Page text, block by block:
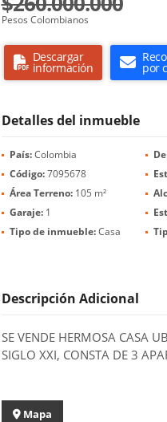
Pesos Colombianos
Descargar
información por
Detalles del inmueble
País:Colombia
Código:7095678
Área Terreno:105 m²
Garaje:1
Tipo de inmueble:Casa
Descripción Adicional
SE VENDE HERMOSA CASA
SIGLO XXI, CONSTA DE 3
Mapa